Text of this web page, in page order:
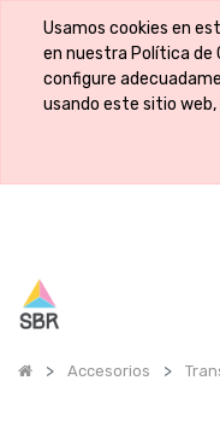
Usamos cookies en
en nuestra Política de
configure
usando este sitio
Accesorios
Mostrar
categorías